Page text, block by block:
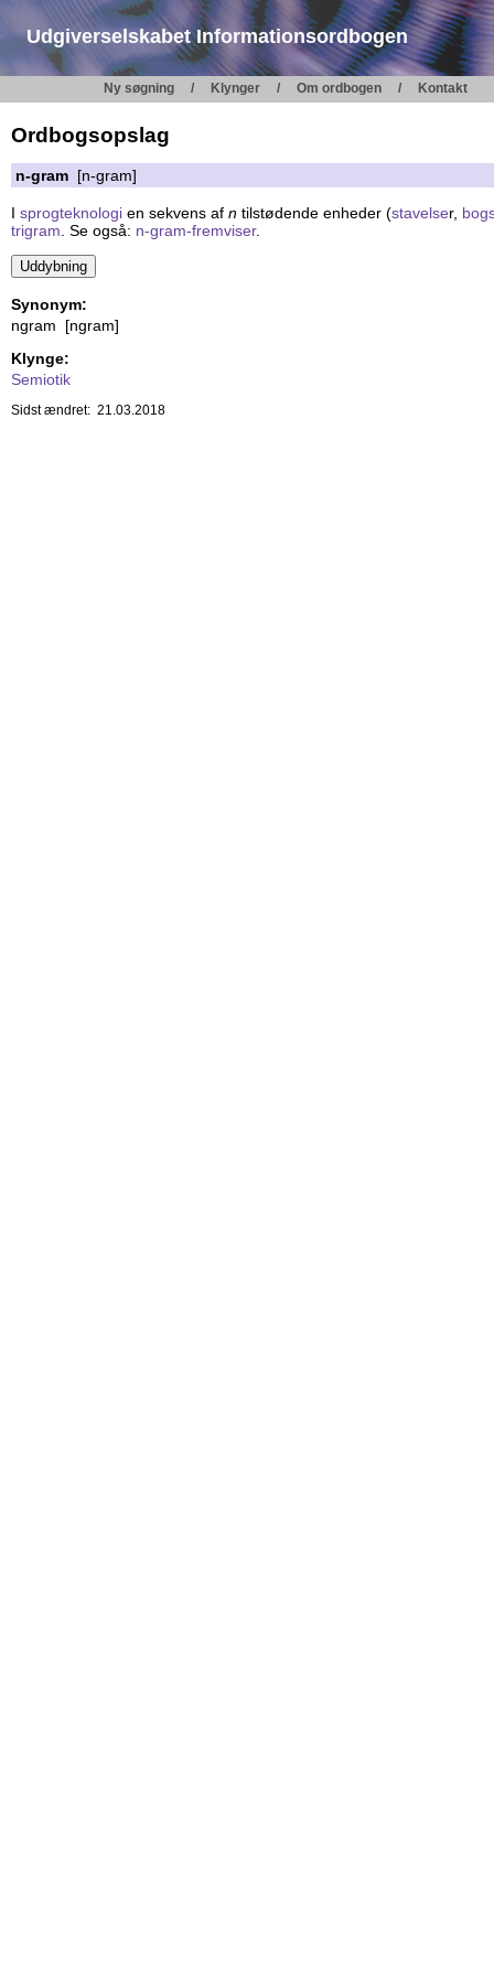
Udgiverselskabet Informationsordbogen
Ny søgning Klynger Om ordbogen Kontakt
Ordbogsopslag
n-gram [n-gram]
I sprogteknologi en sekvens af n tilstødende enheder (stavelser,
trigram . Se også: n-gram-fremviser.
Synonym:
ngram [ngram]
Klynge:
Semiotik
Sidst ændret: 21.03.2018